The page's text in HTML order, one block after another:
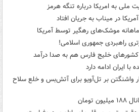
ملی به امریکا درباره تنگه هرمز
در میناب به جریان افتاد
ماهانه موشک‌های رهگیر توسط آمریکا
راهبردی جمهوری اسلامی!
کشورهای خلیج فارس هم به صدا درآمد
ایران ادامه دارد
واشنگتن بر تل‌آویو برای آتش‌بس و خلع سلاح